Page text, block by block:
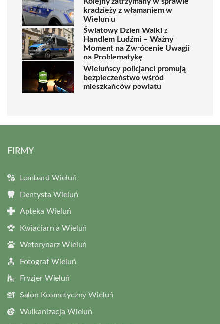
kradzieży z włamaniem w
Wieluniu
Światowy Dzień Walki z
Handlem Ludźmi – Ważny
Moment na Zwrócenie Uwagii
na Problematykę
Wieluńscy policjanci promują
bezpieczeństwo wśród
mieszkańców powiatu
FIRMY
Lombard Wieluń
Dentysta Wieluń
Apteka Wieluń
Kwiaciarnia Wieluń
Weterynarz Wieluń
Fotograf Wieluń
Fryzjer Wieluń
Salon Kosmetyczny Wieluń
Wulkanizacja Wieluń